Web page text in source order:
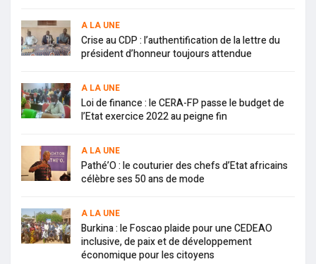
A LA UNE
Crise au CDP : l’authentification de la lettre du
président d’honneur toujours attendue
A LA UNE
Loi de finance : le CERA-FP passe le budget de
l’Etat exercice 2022 au peigne fin
A LA UNE
Pathé’O : le couturier des chefs d’Etat africains
célèbre ses 50 ans de mode
A LA UNE
Burkina : le Foscao plaide pour une CEDEAO
inclusive, de paix et de développement
économique pour les citoyens